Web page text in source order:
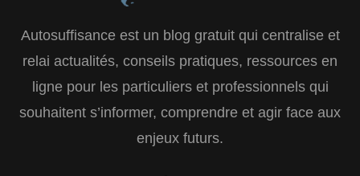
Autosuffisance est un blog gratuit qui centralise et
relai actualités, conseils pratiques, ressources en
ligne pour les particuliers et professionnels qui
souhaitent s’informer, comprendre et agir face aux
enjeux futurs.